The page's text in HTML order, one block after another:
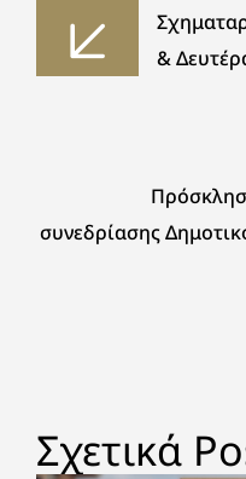
&
συνεδρίασης
Σχετικά